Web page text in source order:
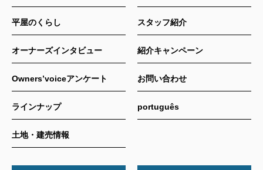
平屋のくらし
オーナーズインタビュー
Owners’voiceアンケート
ラインナップ
土地・建売情報
スタッフ紹介
紹介キャンペーン
お問い合わせ
português